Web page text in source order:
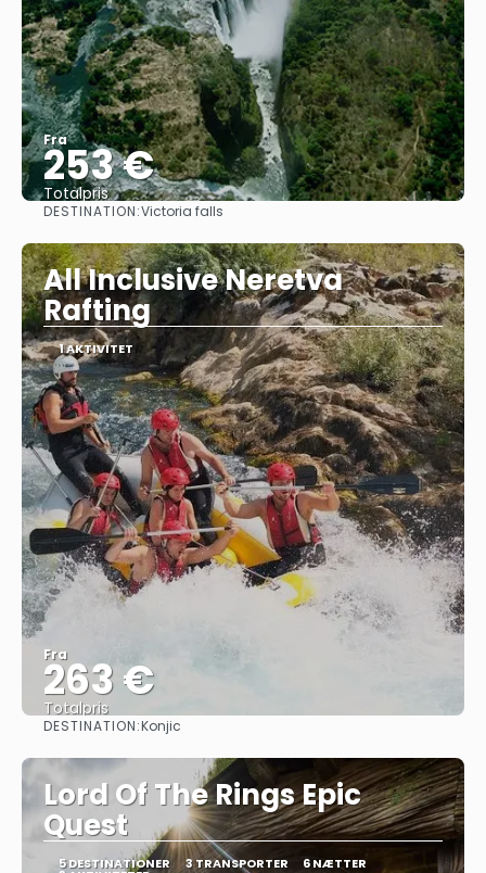
Fra
253 €
Totalpris
DESTINATION:Victoria falls
All Inclusive Neretva
Rafting
1 AKTIVITET
Fra
263 €
Totalpris
DESTINATION:Konjic
Lord Of The Rings Epic
Quest
5 DESTINATIONER 3 TRANSPORTER 6 NÆTTER